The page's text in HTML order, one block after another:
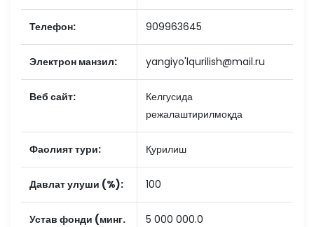
Телефон: 909963645
Электрон манзил: yangiyo'lqurilish@mail.ru
Веб сайт:
Келгусида
режалаштирилмоқда
Фаолият тури: Қурилиш
Давлат улуши (%): 100
Устав фонди (минг.
5 000 000.0